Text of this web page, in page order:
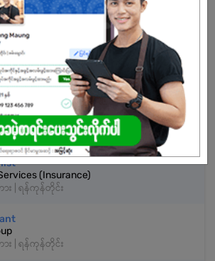
အကောင့်မရှိသေးဘူးလား?
တူအလုပ်များ
Medical and Diagnostic Center
း | ရန်ကုန်တိုင်း
(Insurance)
း | ရန်ကုန်တိုင်း
း | ရန်ကုန်တိုင်း